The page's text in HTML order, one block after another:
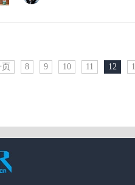
页 8 9 10 11 12